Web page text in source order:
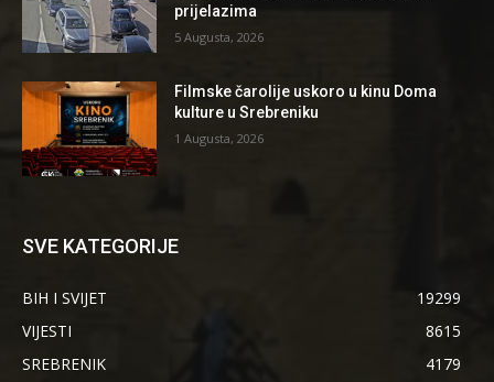
prijelazima
5 Augusta, 2026
Filmske čarolije uskoro u kinu Doma
kulture u Srebreniku
1 Augusta, 2026
SVE KATEGORIJE
BIH I SVIJET
19299
VIJESTI
8615
SREBRENIK
4179